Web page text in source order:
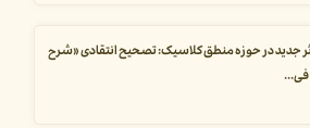
جدید در حوزه منطق کلاسیک: تصحیح انتقادی «شرح
فی...